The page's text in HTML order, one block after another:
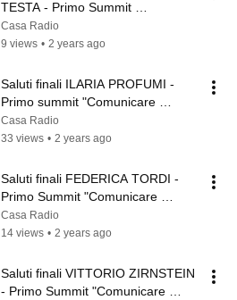
TESTA - Primo Summit
"Comunicare l'abitare"
Casa Radio
9 views • 2 years ago
Saluti finali ILARIA PROFUMI -
Primo summit "Comunicare
l'abitare"
Casa Radio
33 views • 2 years ago
Saluti finali FEDERICA TORDI -
Primo Summit "Comunicare
l'abitare"
Casa Radio
14 views • 2 years ago
Saluti finali VITTORIO ZIRNSTEIN
- Primo Summit "Comunicare